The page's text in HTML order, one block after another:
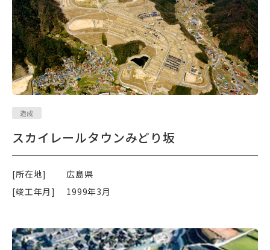
造成
スカイレールタウンみどり坂
[所在地]
広島県
[竣工年月]
1999年3月